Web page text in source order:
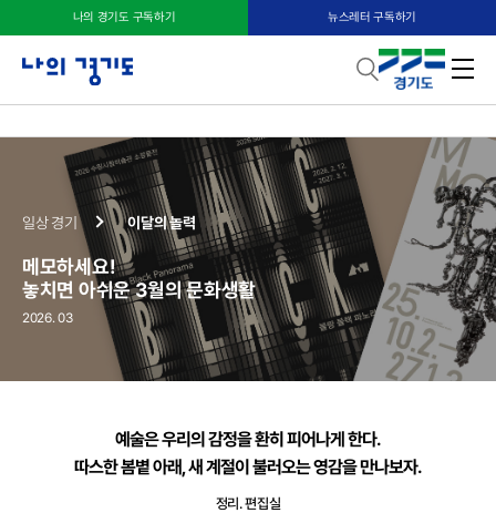
나의 경기도 구독하기 뉴스레터 구독하기
메모하세요! 놓치면 아쉬운 3월의 문화생활
일상 경기 이달의 놀력
메모하세요!
놓치면 아쉬운 3월의 문화생활
2026. 03
예술은 우리의 감정을 환히 피어나게 한다.
따스한 봄볕 아래, 새 계절이 불러오는 영감을 만나보자.
정리. 편집실